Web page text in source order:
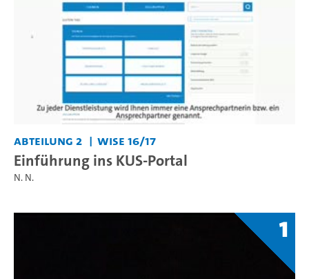
Abteilung 2 WiSe 16/17
Einführung ins KUS-Portal
N. N.
1